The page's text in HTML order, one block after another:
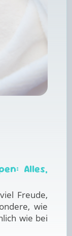
Alles,
Freude,
wie
wie bei